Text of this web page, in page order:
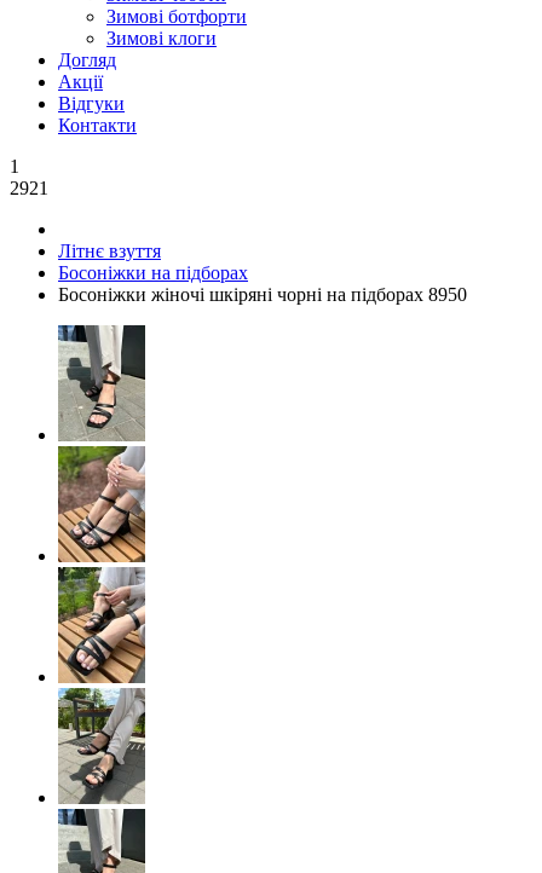
Зимові ботфорти
Зимові клоги
Догляд
Акції
Відгуки
Контакти
1
2921
Літнє взуття
Босоніжки на підборах
Босоніжки жіночі шкіряні чорні на підборах 8950